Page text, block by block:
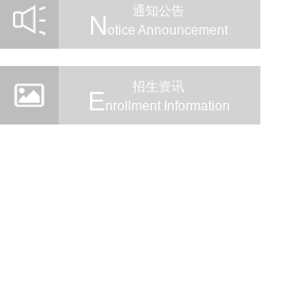
通知公告
N Otice Announcement
招生资讯
ENrollment Information